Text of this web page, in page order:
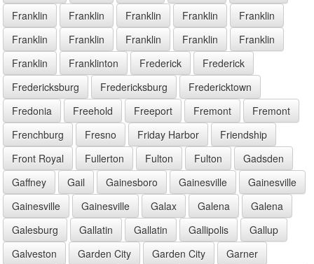
Franklin
Franklin Franklin Franklin
Franklin
Franklin
Franklin Franklin Franklin
Franklin
Franklin
Franklinton Frederick
Frederick
Fredericksburg
Fredericksburg
Fredericktown
Fredonia
Freehold Freeport Fremont
Fremont
Frenchburg
Fresno Friday Harbor
Friendship
Front Royal
Fullerton Fulton Fulton
Gadsden
Gaffney
Gail Gainesboro Gainesville
Gainesville
Gainesville
Gainesville Galax Galena
Galena
Galesburg
Gallatin Gallatin Gallipolis
Gallup
Galveston
Garden City Garden City
Garner